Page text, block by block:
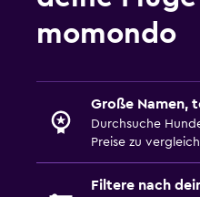
momondo
Große Namen,
Durchsuche
Preise zu
Filtere nach